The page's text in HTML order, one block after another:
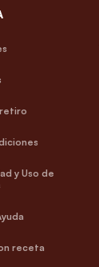
y Uso de
receta